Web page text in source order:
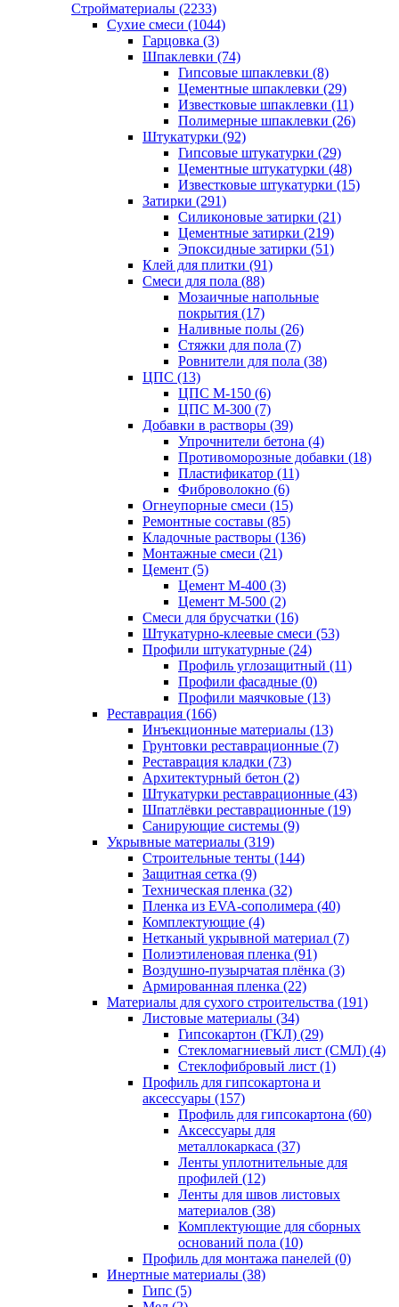
Стройматериалы (2233)
Сухие смеси (1044)
Гарцовка (3)
Шпаклевки (74)
Гипсовые шпаклевки (8)
Цементные шпаклевки (29)
Известковые шпаклевки (11)
Полимерные шпаклевки (26)
Штукатурки (92)
Гипсовые штукатурки (29)
Цементные штукатурки (48)
Известковые штукатурки (15)
Затирки (291)
Силиконовые затирки (21)
Цементные затирки (219)
Эпоксидные затирки (51)
Клей для плитки (91)
Смеси для пола (88)
Мозаичные напольные
покрытия (17)
Наливные полы (26)
Стяжки для пола (7)
Ровнители для пола (38)
ЦПС (13)
ЦПС М-150 (6)
ЦПС М-300 (7)
Добавки в растворы (39)
Упрочнители бетона (4)
Противоморозные добавки (18)
Пластификатор (11)
Фиброволокно (6)
Огнеупорные смеси (15)
Ремонтные составы (85)
Кладочные растворы (136)
Монтажные смеси (21)
Цемент (5)
Цемент М-400 (3)
Цемент М-500 (2)
Смеси для брусчатки (16)
Штукатурно-клеевые смеси (53)
Профили штукатурные (24)
Профиль углозащитный (11)
Профили фасадные (0)
Профили маячковые (13)
Реставрация (166)
Инъекционные материалы (13)
Грунтовки реставрационные (7)
Реставрация кладки (73)
Архитектурный бетон (2)
Штукатурки реставрационные (43)
Шпатлёвки реставрационные (19)
Санирующие системы (9)
Укрывные материалы (319)
Строительные тенты (144)
Защитная сетка (9)
Техническая пленка (32)
Пленка из EVA-сополимера (40)
Комплектующие (4)
Нетканый укрывной материал (7)
Полиэтиленовая пленка (91)
Воздушно-пузырчатая плёнка (3)
Армированная пленка (22)
Материалы для сухого строительства (191)
Листовые материалы (34)
Гипсокартон (ГКЛ) (29)
Стекломагниевый лист (СМЛ) (4)
Cтеклофибровый лист (1)
Профиль для гипсокартона и
аксессуары (157)
Профиль для гипсокартона (60)
Аксессуары для
металлокаркаса (37)
Ленты уплотнительные для
профилей (12)
Ленты для швов листовых
материалов (38)
Комплектующие для сборных
оснований пола (10)
Профиль для монтажа панелей (0)
Инертные материалы (38)
Гипс (5)